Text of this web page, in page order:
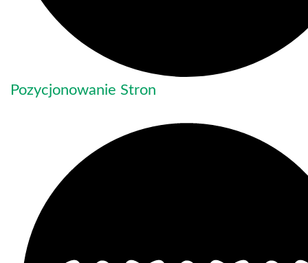
Pozycjonowanie Stron